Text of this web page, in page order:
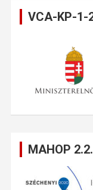
VCA-KP-1-
MAHOP